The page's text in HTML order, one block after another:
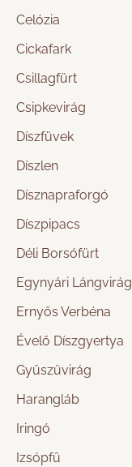
Celózia
Cickafark
Csillagfürt
Csipkevirág
Díszfüvek
Díszlen
Dísznapraforgó
Díszpipacs
Déli Borsófürt
Egynyári Lángvirág
Ernyős Verbéna
Évelő Díszgyertya
Gyűszűvirág
Harangláb
Iringó
Izsópfű